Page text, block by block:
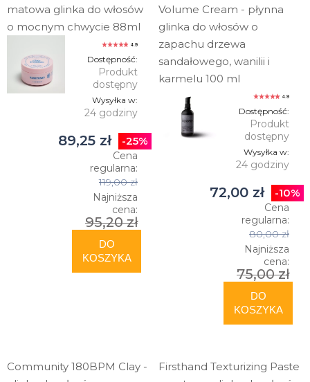
matowa glinka do włosów
o mocnym chwycie 88ml
4.9
Dostępność:
Produkt
dostępny
Wysyłka w:
24 godziny
89,25 zł -25%
Cena
regularna:
119,00 zł
Najniższa
cena:
95,20 zł
DO
KOSZYKA
Volume Cream - płynna
glinka do włosów o
zapachu drzewa
sandałowego, wanilii i
karmelu 100 ml
4.9
Dostępność:
Produkt
dostępny
Wysyłka w:
24 godziny
72,00 zł -10%
Cena
regularna:
80,00 zł
Najniższa
cena:
75,00 zł
DO
KOSZYKA
Community 180BPM Clay -
Firsthand Texturizing Paste